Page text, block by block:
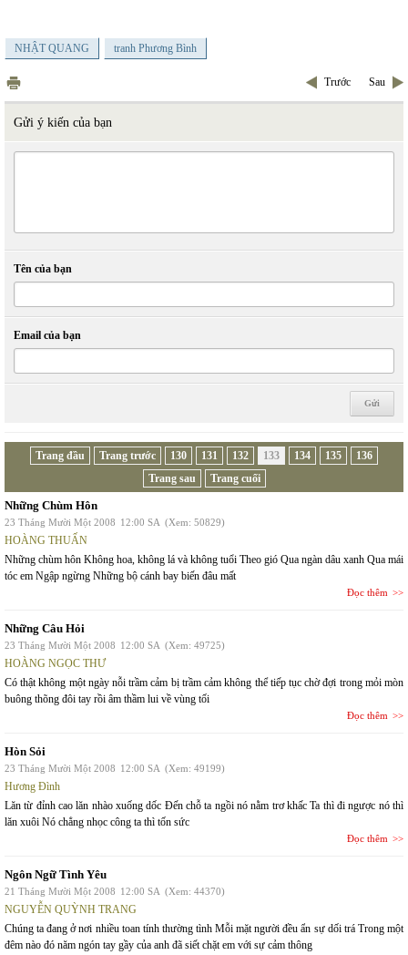
NHẬT QUANG tranh Phương Bình
Trước Sau
Gửi ý kiến của bạn
Tên của bạn
Email của bạn
Trang đầu Trang trước 130 131 132 133 134 135
136
Trang sau
Trang cuối
Những Chùm Hôn
23 Tháng Mười Một 2008 12:00 SA (Xem: 50829)
HOÀNG THUẤN
Những chùm hôn Không hoa, không lá và không tuổi Theo gió Qua ngàn dâu xanh Qua mái
tóc em Ngập ngừng Những bộ cánh bay biến đâu mất
Đọc thêm
Những Câu Hỏi
23 Tháng Mười Một 2008 12:00 SA (Xem: 49725)
HOÀNG NGỌC THƯ
Có thật không một ngày nỗi trầm cảm bị trầm cảm không thể tiếp tục chờ đợi trong mỏi mòn
buông thõng đôi tay rồi âm thầm lui về vùng tối
Đọc thêm
Hòn Sỏi
23 Tháng Mười Một 2008 12:00 SA (Xem: 49199)
Hương Đình
Lăn từ đỉnh cao lăn nhào xuống dốc Đến chỗ ta ngồi nó nằm trơ khấc Ta thì đi ngược nó thì
lăn xuôi Nó chẳng nhọc công ta thì tốn sức
Đọc thêm
Ngôn Ngữ Tình Yêu
21 Tháng Mười Một 2008 12:00 SA (Xem: 44370)
NGUYỄN QUỲNH TRANG
Chúng ta đang ở nơi nhiều toan tính thường tình Mỗi mặt người đều ẩn sự dối trá Trong một
đêm nào đó năm ngón tay gầy của anh đã siết chặt em với sự cảm thông